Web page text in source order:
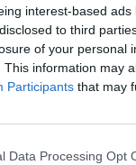
interest-based
to third
of your personal
This information may
Participants that may
Data Processing Opt
Fiat’ si
ce ne sono
notizie per il
oltre 50 anni fa: